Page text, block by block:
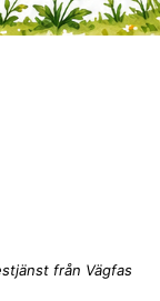
från Vägfas